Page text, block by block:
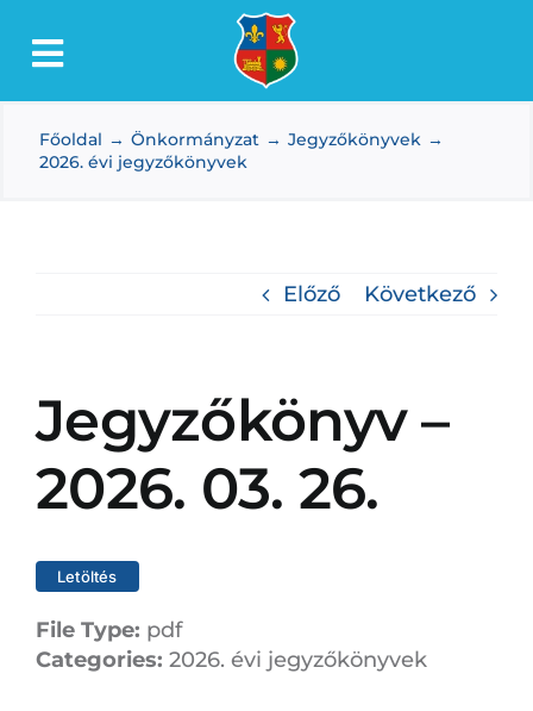
Toggle
Lőkösháza
Intézmények
Főoldal Önkormányzat
Jegyzőkönyvek
2026. évi jegyzőkönyvek
Előző Következő
Jegyzőkönyv –
2026. 03. 26.
Letöltés
File Type: pdf
Categories: 2026. évi jegyzőkönyvek